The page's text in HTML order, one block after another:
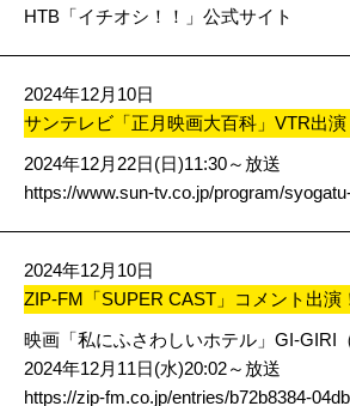
HTB「イチオシ！！」公式サイト
2024年12月10日
サンテレビ「正月映画大百科」VTR出演
2024年12月22日(日)11:30～放送
https://www.sun-tv.co.jp/program/
2024年12月10日
ZIP-FM「SUPER CAST」コメント出演
映画「私にふさわしいホテル」GI-GIRI
2024年12月11日(水)20:02～放送
https://zip-fm.co.jp/entries/b72b8384-